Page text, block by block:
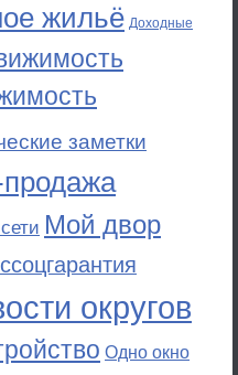
жильё Доходные
заметки
Мой двор
округов
Одно окно